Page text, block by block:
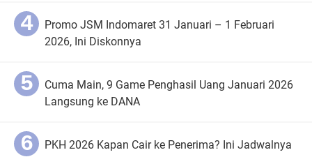
Promo JSM Indomaret 31 Januari – 1 Februari
2026, Ini Diskonnya
Cuma Main, 9 Game Penghasil Uang Januari 2026
Langsung ke DANA
PKH 2026 Kapan Cair ke Penerima? Ini Jadwalnya